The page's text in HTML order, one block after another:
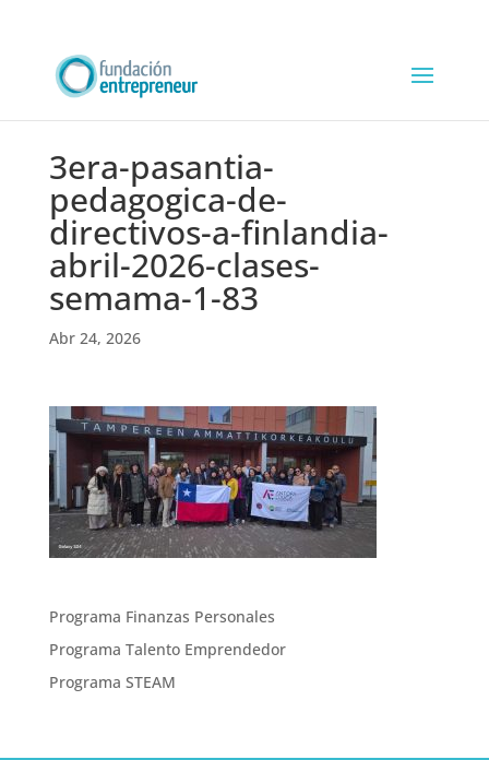
3era-pasantia-
pedagogica-de-
directivos-a-finlandia-
abril-2026-clases-
semama-1-83
Abr 24, 2026
Programa Finanzas Personales
Programa Talento Emprendedor
Programa STEAM